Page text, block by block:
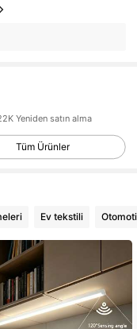
Yeniden satın alma
Tüm Ürünler
Ev tekstili